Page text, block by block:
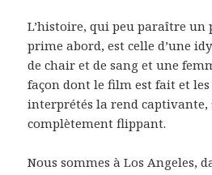
L’histoire, qui peu paraître un
prime abord, est celle d’une
de chair et de sang et une
façon dont le film est fait et les
interprétés la rend captivante,
complètement flippant.
Nous sommes à Los Angeles,